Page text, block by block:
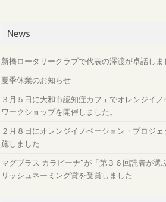
News
新橋ロータリークラブで代表の澤渡が卓話しま
夏季休業のお知らせ
３月５日に大和市認知症カフェでオレンジイ
ワークショップを開催しました。
２月８日にオレンジイノベーション・プロジ
施しました
マグプラス カラビーナ”が「第３６回読者が選
リッシュネーミング賞を受賞しました